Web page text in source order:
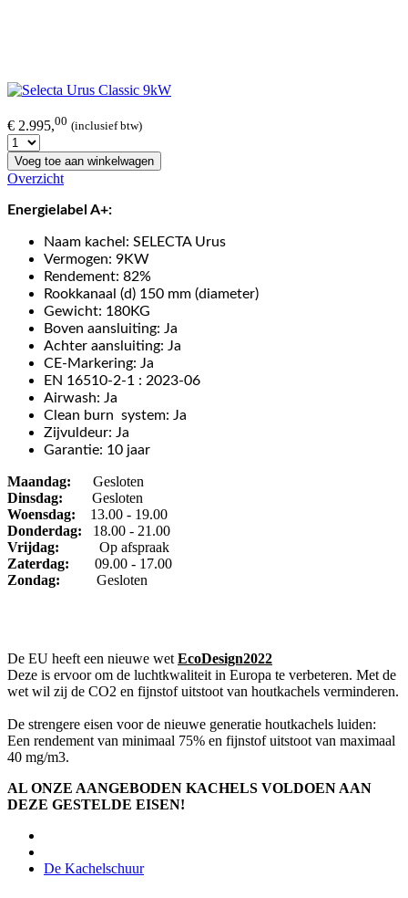
€ 2.995,00 (inclusief btw)
Voeg toe aan winkelwagen
Overzicht
Energielabel A+:
Naam kachel: SELECTA Urus
Vermogen: 9KW
Rendement: 82%
Rookkanaal (d) 150 mm (diameter)
Gewicht: 180KG
Boven aansluiting: Ja
Achter aansluiting: Ja
CE-Markering: Ja
EN 16510-2-1 : 2023-06
Airwash: Ja
Clean burn system: Ja
Zijvuldeur: Ja
Garantie: 10 jaar
Maandag: Gesloten
Dinsdag: Gesloten
Woensdag: 13.00 - 19.00
Donderdag: 18.00 - 21.00
Vrijdag:
Op afspraak
Zaterdag: 09.00 - 17.00
Zondag: Gesloten
De EU heeft een nieuwe wet EcoDesign2022
Deze is ervoor om de luchtkwaliteit in Europa te verbeteren. Met de
wet wil zij de CO2 en fijnstof uitstoot van houtkachels verminderen.
De strengere eisen voor de nieuwe generatie houtkachels luiden:
Een rendement van minimaal 75% en fijnstof uitstoot van maximaal
40 mg/m3.
AL ONZE AANGEBODEN KACHELS VOLDOEN AAN
DEZE GESTELDE EISEN!
De Kachelschuur